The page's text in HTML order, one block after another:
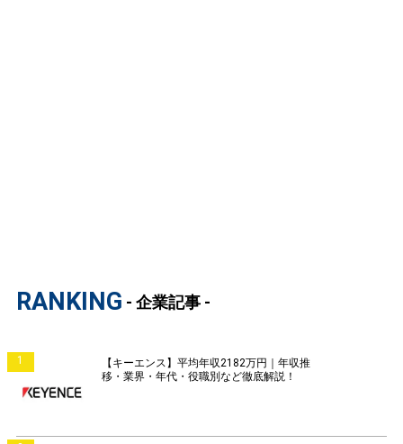
RANKING - 企業記事 -
1
【キーエンス】平均年収2182万円｜年収推
移・業界・年代・役職別など徹底解説！